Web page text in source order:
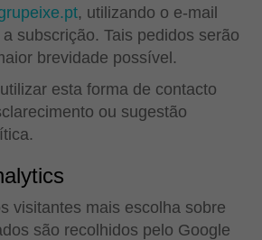
, utilizando o e-mail
subscrição. Tais pedidos serão
brevidade possível.
esta forma de contacto
ou sugestão
visitantes mais escolha sobre
são recolhidos pelo Google